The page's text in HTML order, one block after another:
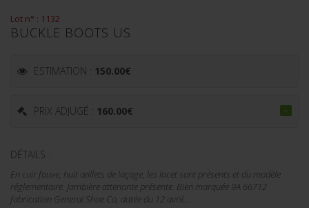
Lot n° : 1132
BUCKLE BOOTS US
ESTIMATION : 150.00€
PRIX ADJUGÉ : 160.00€
DÉTAILS :
En cuir fauve, huit œillets de laçage, les lacet sont présents et du modèle
réglementaire. Jambière attenante présente. Bien marquée 9A 66712
fabrication General Shoe Co, datée du 12 avril...